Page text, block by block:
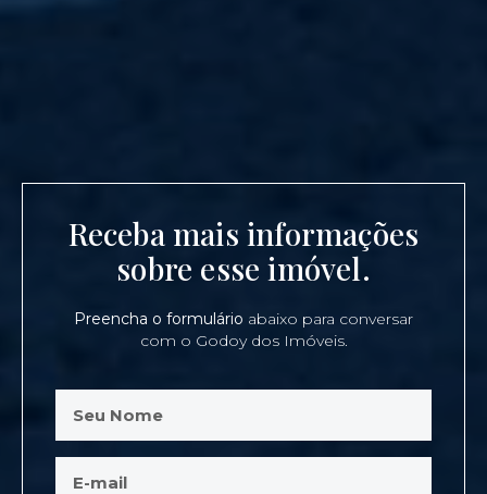
Receba mais informações
sobre esse imóvel.
Preencha o formulário abaixo para conversar
com o Godoy dos Imóveis.